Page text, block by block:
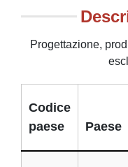
Progettazione,
Codice
paese
Paese